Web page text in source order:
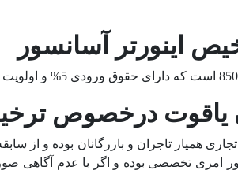
اینورتر آسانسور
درخصوص
همیار تاجران و بازرگانان بوده و از
امری تخصصی بوده و اگر با عدم آگاهی